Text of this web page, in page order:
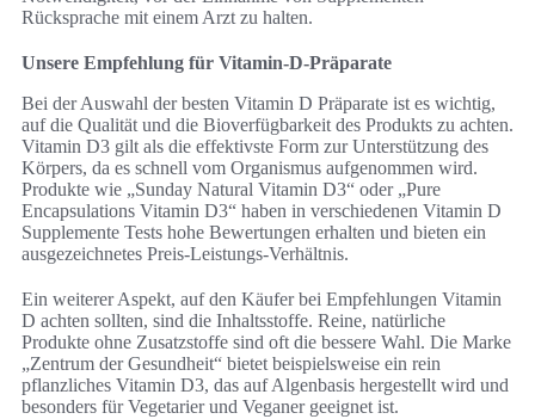
Rücksprache mit einem Arzt zu halten.
Unsere Empfehlung für Vitamin-D-Präparate
Bei der Auswahl der besten Vitamin D Präparate ist es wichtig,
auf die Qualität und die Bioverfügbarkeit des Produkts zu achten.
Vitamin D3 gilt als die effektivste Form zur Unterstützung des
Körpers, da es schnell vom Organismus aufgenommen wird.
Produkte wie „Sunday Natural Vitamin D3“ oder „Pure
Encapsulations Vitamin D3“ haben in verschiedenen Vitamin D
Supplemente Tests hohe Bewertungen erhalten und bieten ein
ausgezeichnetes Preis-Leistungs-Verhältnis.
Ein weiterer Aspekt, auf den Käufer bei Empfehlungen Vitamin
D achten sollten, sind die Inhaltsstoffe. Reine, natürliche
Produkte ohne Zusatzstoffe sind oft die bessere Wahl. Die Marke
„Zentrum der Gesundheit“ bietet beispielsweise ein rein
pflanzliches Vitamin D3, das auf Algenbasis hergestellt wird und
besonders für Vegetarier und Veganer geeignet ist.